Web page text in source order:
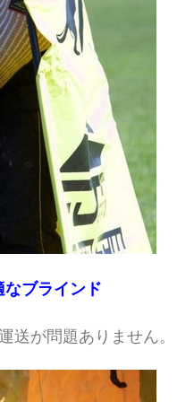
ブラインド
が問題ありません。